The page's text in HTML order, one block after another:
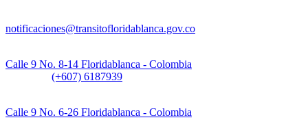
notificaciones@transitofloridablanca.gov.co
Calle 9 No. 8-14 Floridablanca - Colombia
(+607) 6187939
Calle 9 No. 6-26 Floridablanca - Colombia